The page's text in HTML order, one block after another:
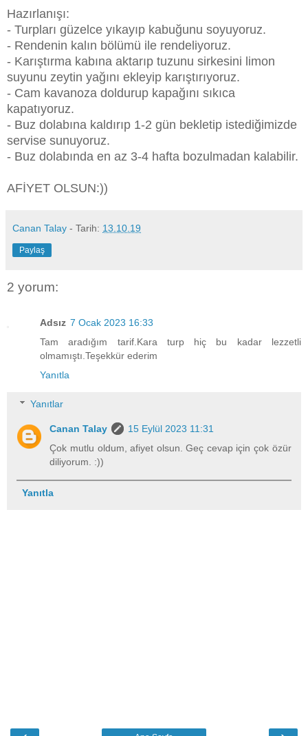
Hazırlanışı:
- Turpları güzelce yıkayıp kabuğunu soyuyoruz.
- Rendenin kalın bölümü ile rendeliyoruz.
- Karıştırma kabına aktarıp tuzunu sirkesini limon
suyunu zeytin yağını ekleyip karıştırıyoruz.
- Cam kavanoza doldurup kapağını sıkıca
kapatıyoruz.
- Buz dolabına kaldırıp 1-2 gün bekletip istediğimizde
servise sunuyoruz.
- Buz dolabında en az 3-4 hafta bozulmadan kalabilir.
AFİYET OLSUN:))
Canan Talay - Tarih: 13.10.19
Paylaş
2 yorum:
Adsız 7 Ocak 2023 16:33
Tam aradığım tarif.Kara turp hiç bu kadar lezzetli
olmamıştı.Teşekkür ederim
Yanıtla
Yanıtlar
Canan Talay
15 Eylül 2023 11:31
Çok mutlu oldum, afiyet olsun. Geç cevap için çok özür
diliyorum. :))
Yanıtla